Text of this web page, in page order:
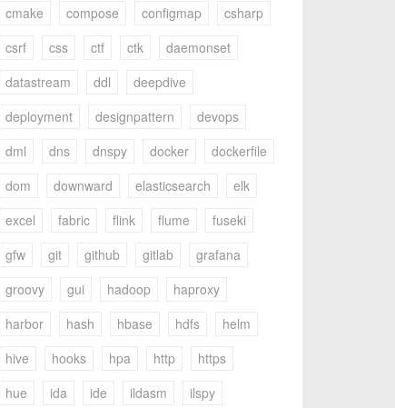
cmake
compose configmap
csharp
csrf
css ctf ctk
daemonset
datastream
ddl
deepdive
deployment
designpattern
devops
dml
dns dnspy docker
dockerfile
dom
downward elasticsearch
elk
excel
fabric flink flume
fuseki
gfw
git github gitlab
grafana
groovy
gui hadoop
haproxy
harbor
hash hbase hdfs
helm
hive
hooks hpa http
https
hue
ida ide ildasm
ilspy